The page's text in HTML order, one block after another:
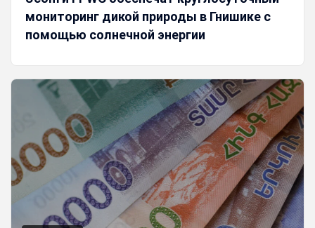
мониторинг дикой природы в Гнишике с
помощью солнечной энергии